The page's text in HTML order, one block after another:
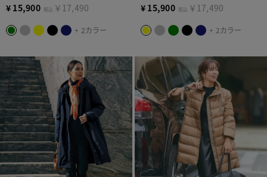
¥ 15,900 税込 ￥17,490
+ 2カラー
¥ 15,900 税込 ￥17,490
+ 2カラー